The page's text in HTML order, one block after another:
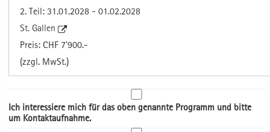
2. Teil: 31.01.2028 - 01.02.2028
St. Gallen
Preis: CHF 7'900.-
(zzgl. MwSt.)
Ich interessiere mich für das oben genannte Programm und bitte
um Kontaktaufnahme.